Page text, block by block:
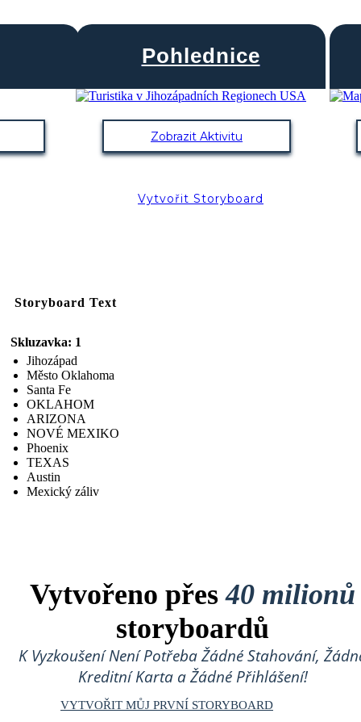
Pohlednice
Zobrazit Aktivitu
Vytvořit Storyboard
Storyboard Text
Skluzavka: 1
Jihozápad
Město Oklahoma
Santa Fe
OKLAHOM
ARIZONA
NOVÉ MEXIKO
Phoenix
TEXAS
Austin
Mexický záliv
Vytvořeno přes40 milionů
storyboardů
K Vyzkoušení Není Potřeba Žádné Stahování,
Kreditní Karta a Žádné Přihlášení!
VYTVOŘIT MŮJ PRVNÍ STORYBOARD